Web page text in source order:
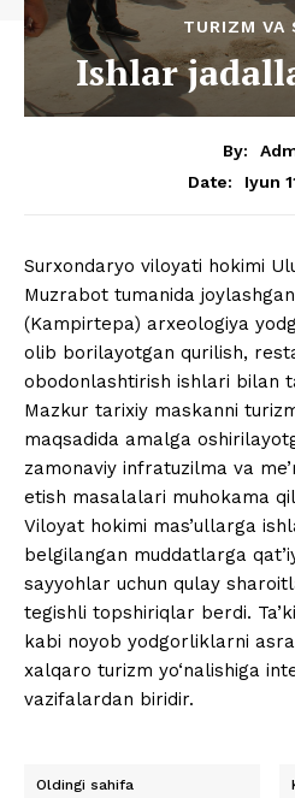
TURIZM VA
Ishlar
By:
Date:
Iyun
Surxondaryo viloyati hokimi
Muzrabot tumanida
(Kampirtepa) arxeologiya
olib borilayotgan qurilish,
obodonlashtirish ishlari bilan
Mazkur tarixiy maskanni
maqsadida amalga
zamonaviy infratuzilma va
etish masalalari muhokama
Viloyat hokimi mas’ullarga
belgilangan muddatlarga
sayyohlar uchun qulay
tegishli topshiriqlar berdi.
kabi noyob yodgorliklarni
xalqaro turizm yo‘nalishiga
vazifalardan biridir.
Oldingi sahifa